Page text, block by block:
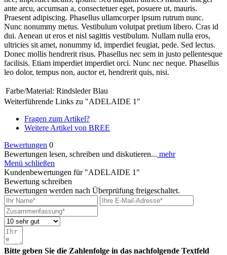
ante arcu, accumsan a, consectetuer eget, posuere ut, mauris.
Praesent adipiscing. Phasellus ullamcorper ipsum rutrum nunc.
Nunc nonummy metus. Vestibulum volutpat pretium libero. Cras id
dui. Aenean ut eros et nisl sagittis vestibulum. Nullam nulla eros,
ultricies sit amet, nonummy id, imperdiet feugiat, pede. Sed lectus.
Donec mollis hendrerit risus. Phasellus nec sem in justo pellentesque
facilisis. Etiam imperdiet imperdiet orci. Nunc nec neque. Phasellus
leo dolor, tempus non, auctor et, hendrerit quis, nisi.
Farbe/Material: Rindsleder Blau
Weiterführende Links zu "ADELAIDE 1"
Fragen zum Artikel?
Weitere Artikel von BREE
Bewertungen 0
Bewertungen lesen, schreiben und diskutieren... mehr
Menü schließen
Kundenbewertungen für "ADELAIDE 1"
Bewertung schreiben
Bewertungen werden nach Überprüfung freigeschaltet.
Bitte geben Sie die Zahlenfolge in das nachfolgende Textfeld